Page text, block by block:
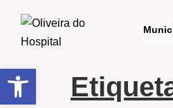
Open toolbar